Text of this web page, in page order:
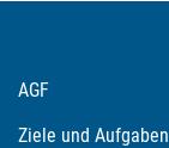
AGF
Ziele und Aufgaben